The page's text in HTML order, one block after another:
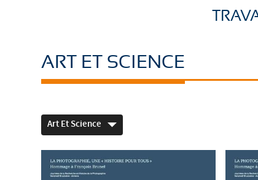
ART ET SCIENCE
Art Et Science